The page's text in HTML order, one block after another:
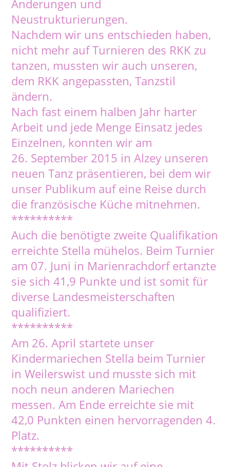
Änderungen und
Neustrukturierungen.
Nachdem wir uns entschieden haben,
nicht mehr auf Turnieren des RKK zu
tanzen, mussten wir auch unseren,
dem RKK angepassten, Tanzstil
ändern.
Nach fast einem halben Jahr harter
Arbeit und jede Menge Einsatz jedes
Einzelnen, konnten wir am
26. September 2015 in Alzey unseren
neuen Tanz präsentieren, bei dem wir
unser Publikum auf eine Reise durch
die französische Küche mitnehmen.
**********
Auch die benötigte zweite Qualifikation
erreichte Stella mühelos. Beim Turnier
am 07. Juni in Marienrachdorf ertanzte
sie sich 41,9 Punkte und ist somit für
diverse Landesmeisterschaften
qualifiziert.
**********
Am 26. April startete unser
Kindermariechen Stella beim Turnier
in Weilerswist und musste sich mit
noch neun anderen Mariechen
messen. Am Ende erreichte sie mit
42,0 Punkten einen hervorragenden 4.
Platz.
**********